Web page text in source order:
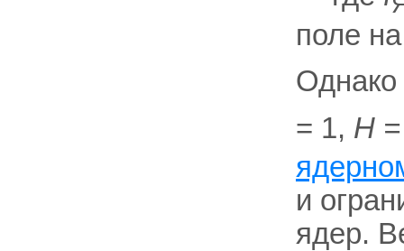
поле
Однако
= 1, H =
и
ядер.